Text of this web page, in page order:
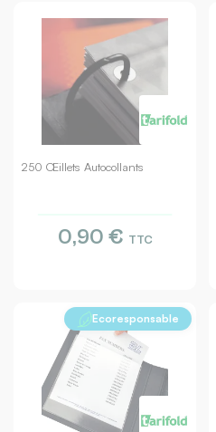
250 Œillets Autocollants
0,90 € TTC
Ecoresponsable